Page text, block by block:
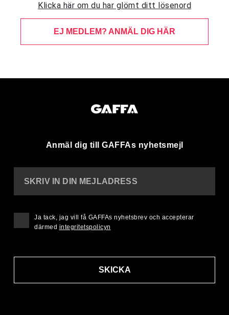
Klicka här om du har glömt ditt lösenord
EJ MEDLEM? ANMÄL DIG HÄR
Anmäl dig till GAFFAs nyhetsmejl
SKRIV IN DIN MEJLADRESS
SKICKA
Ja tack, jag vill få GAFFAs nyhetsbrev och accepterar
därmed integritetspolicyn